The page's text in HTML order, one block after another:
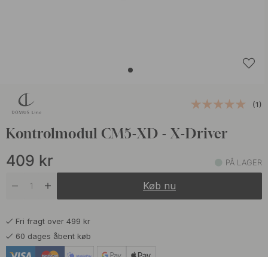
(1)
Kontrolmodul CM5-XD - X-Driver
409 kr PÅ LAGER
Køb nu
Fri fragt over 499 kr
60 dages åbent køb